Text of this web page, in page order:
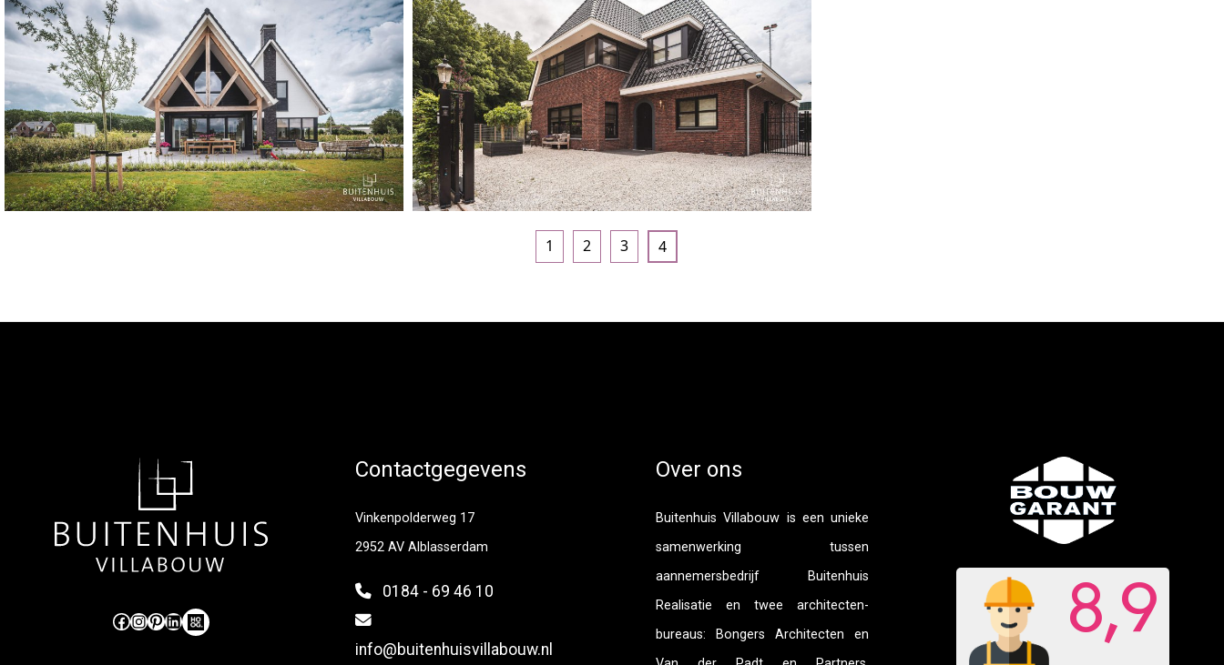
1 2 3 4
Like ons op Facebook (externe link) Volg ons op Instagram (externe link) Pinterest LinkedIn Hoog Design.
Contactgegevens
Vinkenpolderweg 17
2952 AV Alblasserdam
0184 - 69 46 10
info@buitenhuisvillabouw.nl
Over ons
Buitenhuis Villabouw is een unieke
samenwerking tussen
aannemersbedrijf Buitenhuis
Realisatie en twee architecten-
bureaus: Bongers Architecten en